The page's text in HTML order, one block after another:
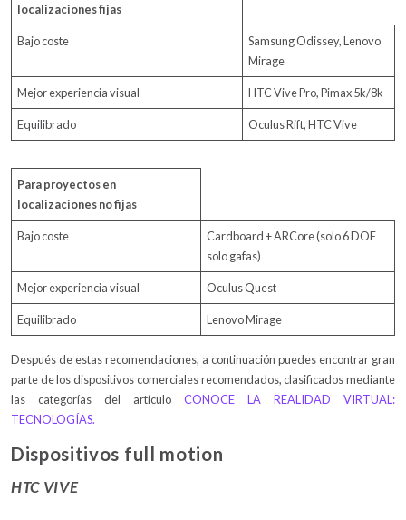
localizaciones fijas
Bajo coste
Samsung Odissey, Lenovo
Mirage
Mejor experiencia visual HTC Vive Pro, Pimax 5k/8k
Equilibrado Oculus Rift, HTC Vive
Para proyectos en
localizaciones no fijas
Bajo coste
Cardboard + ARCore (solo 6 DOF
solo gafas)
Mejor experiencia visual Oculus Quest
Equilibrado Lenovo Mirage
Después de estas recomendaciones, a continuación puedes encontrar gran
parte de los dispositivos comerciales recomendados, clasificados mediante
las categorías del artículo CONOCE LA REALIDAD VIRTUAL:
TECNOLOGÍAS.
Dispositivos full motion
HTC VIVE